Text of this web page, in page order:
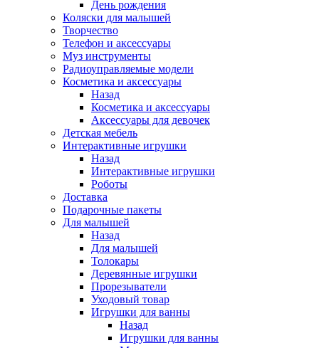
День рождения
Коляски для малышей
Творчество
Телефон и аксессуары
Муз инструменты
Радиоуправляемые модели
Косметика и аксессуары
Назад
Косметика и аксессуары
Аксессуары для девочек
Детская мебель
Интерактивные игрушки
Назад
Интерактивные игрушки
Роботы
Доставка
Подарочные пакеты
Для малышей
Назад
Для малышей
Толокары
Деревянные игрушки
Прорезыватели
Уходовый товар
Игрушки для ванны
Назад
Игрушки для ванны